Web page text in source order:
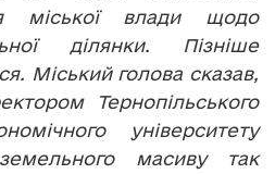
міської влади щодо
ділянки. Пізніше
Міський голова сказав,
Тернопільського
університету
масиву так